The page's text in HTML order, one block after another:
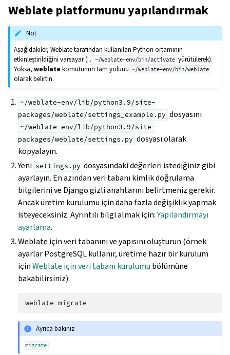
Weblate platformunu yapılandırmak
Not
Aşağıdakiler, Weblate tarafından kullanılan Python ortamının
etkinleştirildiğini varsayar ( . ~/weblate-env/bin/activate yürütülerek).
Yoksa,weblate komutunun tam yolunu ~/weblate-env/bin/weblate
olarak belirtin.
~/weblate-env/lib/python3.9/site-
packages/weblate/settings_example.py dosyasını
~/weblate-env/lib/python3.9/site-
packages/weblate/settings.py dosyası olarak
kopyalayın.
Yeni settings.py dosyasındaki değerleri istediğiniz gibi
ayarlayın. En azından veri tabanı kimlik doğrulama
bilgilerini ve Django gizli anahtarını belirtmeniz gerekir.
Ancak üretim kurulumu için daha fazla değişiklik yapmak
isteyeceksiniz. Ayrıntılı bilgi almak için:Yapılandırmayı
ayarlama.
Weblate için veri tabanını ve yapısını oluşturun (örnek
ayarlar PostgreSQL kullanır, üretime hazır bir kurulum
içinWeblate için veri tabanı kurulumu bölümüne
bakabilirsiniz):
weblate
Ayrıca bakınız
migrate